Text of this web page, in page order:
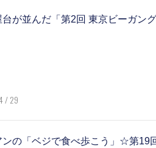
が並んだ「第2回 東京ビーガン
/ 29
の「ベジで食べ歩こう」☆第19